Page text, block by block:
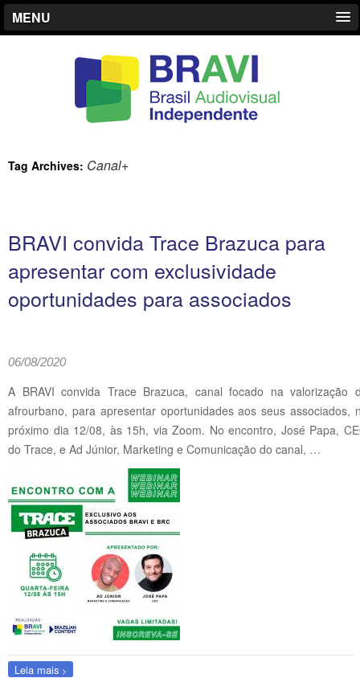
MENU
Tag Archives: Canal+
BRAVI convida Trace Brazuca para
apresentar com exclusividade
oportunidades para associados
06/08/2020
A BRAVI convida Trace Brazuca, canal focado na valorização
afrourbano, para apresentar oportunidades aos seus associados,
próximo dia 12/08, às 15h, via Zoom. No encontro, José Papa,
do Trace, e Ad Júnior, Marketing e Comunicação do canal, …
Leia mais